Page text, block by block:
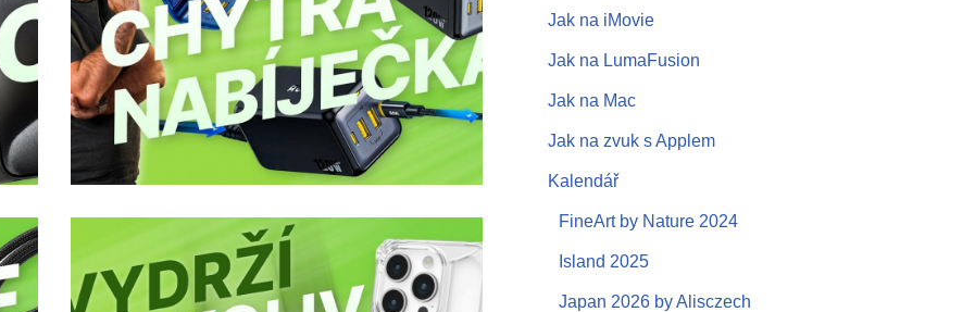
Jak na iMovie
Jak na LumaFusion
Jak na Mac
Jak na zvuk s Applem
Kalendář
FineArt by Nature 2024
Island 2025
Japan 2026 by Alisczech